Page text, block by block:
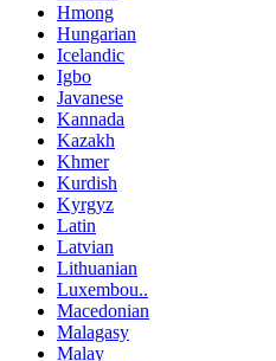
Hmong
Hungarian
Icelandic
Igbo
Javanese
Kannada
Kazakh
Khmer
Kurdish
Kyrgyz
Latin
Latvian
Lithuanian
Luxembou..
Macedonian
Malagasy
Malay